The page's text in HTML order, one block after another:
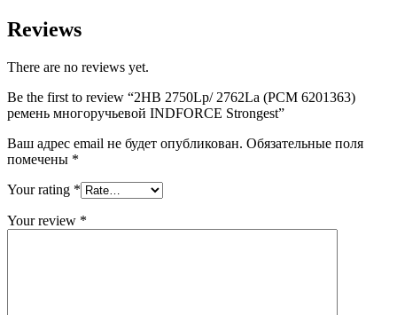
Reviews
There are no reviews yet.
Be the first to review “2HB 2750Lp/ 2762La (PCM 6201363)
ремень многоручьевой INDFORCE Strongest”
Ваш адрес email не будет опубликован. Обязательные поля
помечены *
Your rating *
Your review *